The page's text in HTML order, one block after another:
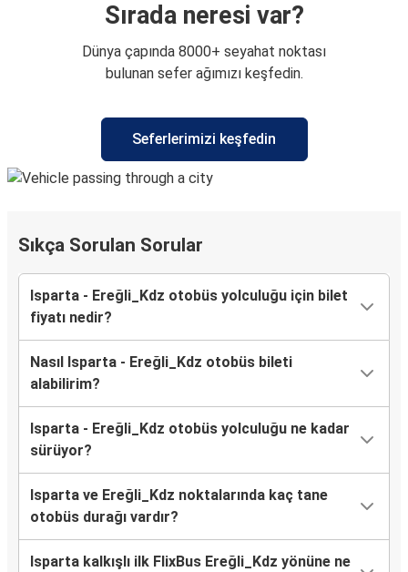
Sırada neresi var?
Dünya çapında 8000+ seyahat noktası
bulunan sefer ağımızı keşfedin.
Seferlerimizi keşfedin
Sıkça Sorulan Sorular
Isparta - Ereğli_Kdz otobüs yolculuğu için bilet
fiyatı nedir?
Nasıl Isparta - Ereğli_Kdz otobüs bileti
alabilirim?
Isparta - Ereğli_Kdz otobüs yolculuğu ne kadar
sürüyor?
Isparta ve Ereğli_Kdz noktalarında kaç tane
otobüs durağı vardır?
Isparta kalkışlı ilk FlixBus Ereğli_Kdz yönüne ne